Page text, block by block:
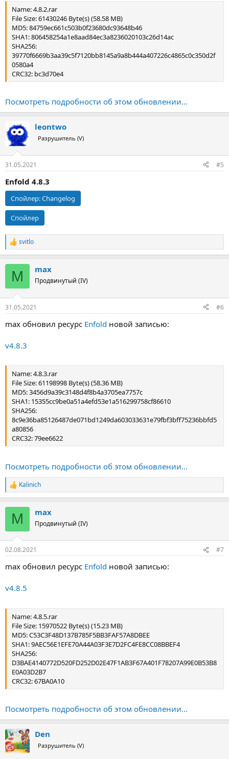
Name: 4.8.2.rar
File Size: 61430246 Byte(s) (58.58 MB)
MD5: 84759ec661c503b0f23680dc93648b46
SHA1: 806458254a1e8aad84ec3a8236020103c26d14ac
SHA256:
39770f6669b3aa39c5f7120bb8145a9a8b444a407226c4865c0c350d2f
0580a4
CRC32: bc3d70e4
Посмотреть подробности об этом обновлении...
leontwo
Разрушитель (V)
31.05.2021 #5
Enfold 4.8.3
Спойлер:Changelog
Спойлер
Р
е
svitlo
M max
Продвинутый (IV)
31.05.2021 #6
max обновил ресурс Enfold новой записью:
v4.8.3
Name: 4.8.3.rar
File Size: 61198998 Byte(s) (58.36 MB)
MD5: 3456d9a39c3148d4f8b4a3705ea7757c
SHA1: 15355cc9be0a51a4efd53e1a516299758cf86610
SHA256:
8c9e36ba85126487de071bd1249da603033631e79fbf3bff75236bbfd5
a80856
CRC32: 79ee6622
Посмотреть подробности об этом обновлении...
Р
е
Kalinich
M max
Продвинутый (IV)
02.08.2021 #7
max обновил ресурс Enfold новой записью:
v4.8.5
Name: 4.8.5.rar
File Size: 15970522 Byte(s) (15.23 MB)
MD5: C53C3F48D137B785F5BB3FAF57A8DBEE
SHA1: 9AEC56E1EFE70A44A03F3E7D2FC4FE8CC08BBEF4
SHA256:
D3BAE4140772D520FD252D02E47F1AB3F67A401F78207A99E0B53B8
E0A03D2B7
CRC32: 67BA0A10
Посмотреть подробности об этом обновлении...
Den
Разрушитель (V)